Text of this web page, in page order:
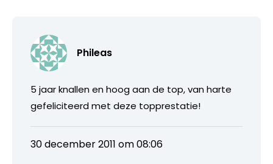
Phileas
5 jaar knallen en hoog aan de top, van harte
gefeliciteerd met deze topprestatie!
30 december 2011 om 08:06